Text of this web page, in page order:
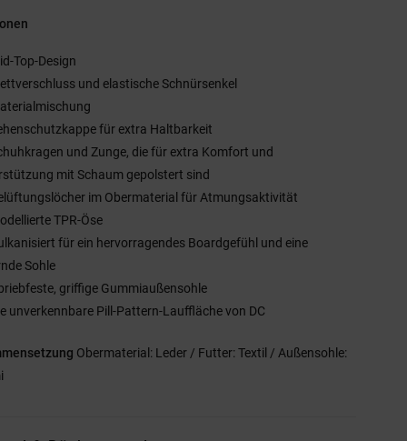
Top-Design
und elastische Schnürsenkel
für extra Haltbarkeit
und Zunge, die für extra Komfort und
mit Schaum gepolstert sind
im Obermaterial für Atmungsaktivität
TPR-Öse
für ein hervorragendes Boardgefühl und eine
Sohle
griffige Gummiaußensohle
unverkennbare Pill-Pattern-Lauffläche von DC
Obermaterial: Leder / Futter: Textil / Außensohle: